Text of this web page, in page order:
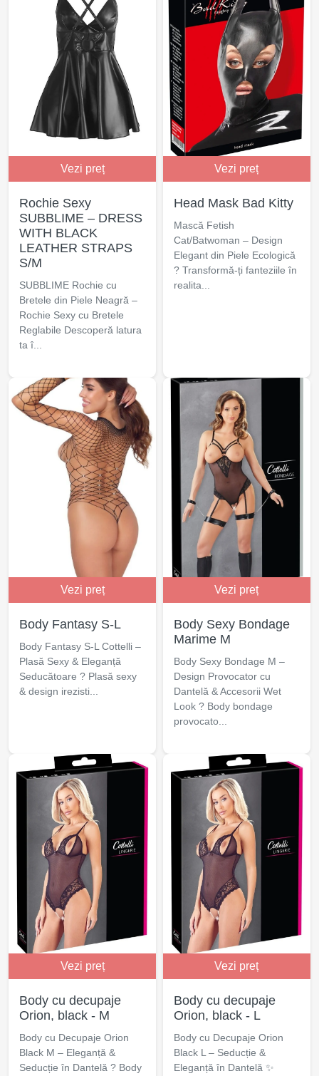
Vezi preț
Rochie Sexy
SUBBLIME – DRESS
WITH BLACK
LEATHER STRAPS
S/M
SUBBLIME Rochie cu
Bretele din Piele Neagră –
Rochie Sexy cu Bretele
Reglabile Descoperă latura
ta î...
Vezi preț
Head Mask Bad Kitty
Mască Fetish
Cat/Batwoman – Design
Elegant din Piele Ecologică
? Transformă-ți fanteziile în
realita...
Vezi preț
Body Fantasy S-L
Body Fantasy S-L Cottelli –
Plasă Sexy & Eleganță
Seducătoare ? Plasă sexy
& design irezisti...
Vezi preț
Body Sexy Bondage
Marime M
Body Sexy Bondage M –
Design Provocator cu
Dantelă & Accesorii Wet
Look ? Body bondage
provocato...
Vezi preț
Body cu decupaje
Orion, black - M
Body cu Decupaje Orion
Black M – Eleganță &
Seducție în Dantelă ? Body
Vezi preț
Body cu decupaje
Orion, black - L
Body cu Decupaje Orion
Black L – Seducție &
Eleganță în Dantelă ✨